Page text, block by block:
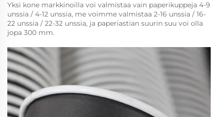
Yksi kone markkinoilla voi valmistaa vain paperikuppeja 4-9
unssia / 4-12 unssia, me voimme valmistaa 2-16 unssia / 16-
22 unssia / 22-32 unssia, ja paperiastian suurin suu voi olla
jopa 300 mm.